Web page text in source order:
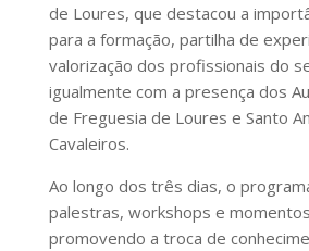
de Loures, que destacou a
para a formação, partilha de
valorização dos profissionais do
igualmente com a presença dos
de Freguesia de Loures e Santo
Cavaleiros.
Ao longo dos três dias, o
palestras, workshops e
promovendo a troca de